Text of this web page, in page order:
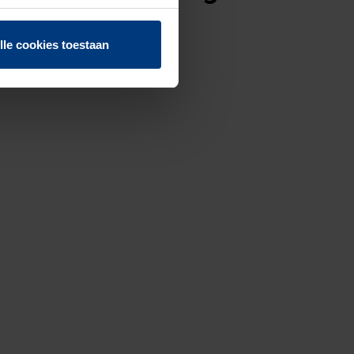
herroepen.
cookies toestaan